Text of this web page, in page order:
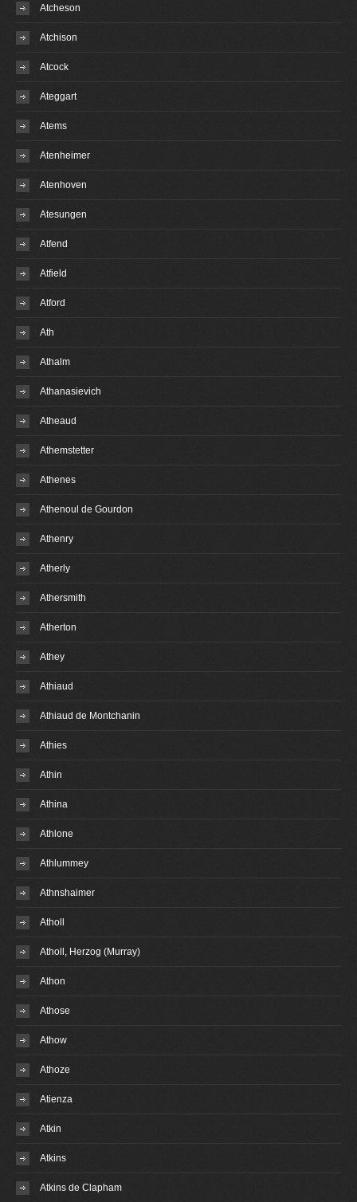
Atcheson
Atchison
Atcock
Ateggart
Atems
Atenheimer
Atenhoven
Atesungen
Atfend
Atfield
Atford
Ath
Athalm
Athanasievich
Atheaud
Athemstetter
Athenes
Athenoul de Gourdon
Athenry
Atherly
Athersmith
Atherton
Athey
Athiaud
Athiaud de Montchanin
Athies
Athin
Athina
Athlone
Athlummey
Athnshaimer
Atholl
Atholl, Herzog (Murray)
Athon
Athose
Athow
Athoze
Atienza
Atkin
Atkins
Atkins de Clapham